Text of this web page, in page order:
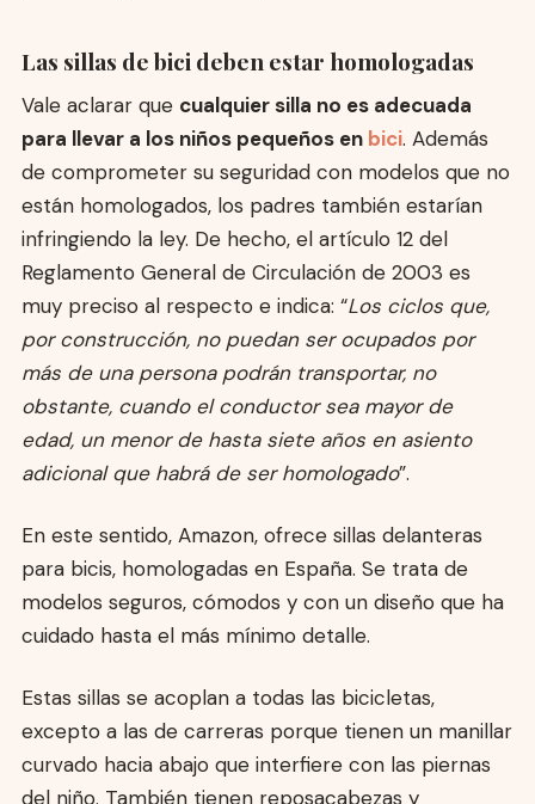
Las sillas de bici deben estar homologadas
Vale aclarar que cualquier silla no es adecuada
para llevar a los niños pequeños enbici. Además
de comprometer su seguridad con modelos que no
están homologados, los padres también estarían
infringiendo la ley. De hecho, el artículo 12 del
Reglamento General de Circulación de 2003 es
muy preciso al respecto e indica: “Los ciclos que,
por construcción, no puedan ser ocupados por
más de una persona podrán transportar, no
obstante, cuando el conductor sea mayor de
edad, un menor de hasta siete años en asiento
adicional que habrá de ser homologado”.
En este sentido, Amazon, ofrece sillas delanteras
para bicis, homologadas en España. Se trata de
modelos seguros, cómodos y con un diseño que ha
cuidado hasta el más mínimo detalle.
Estas sillas se acoplan a todas las bicicletas,
excepto a las de carreras porque tienen un manillar
curvado hacia abajo que interfiere con las piernas
del niño. También tienen reposacabezas y